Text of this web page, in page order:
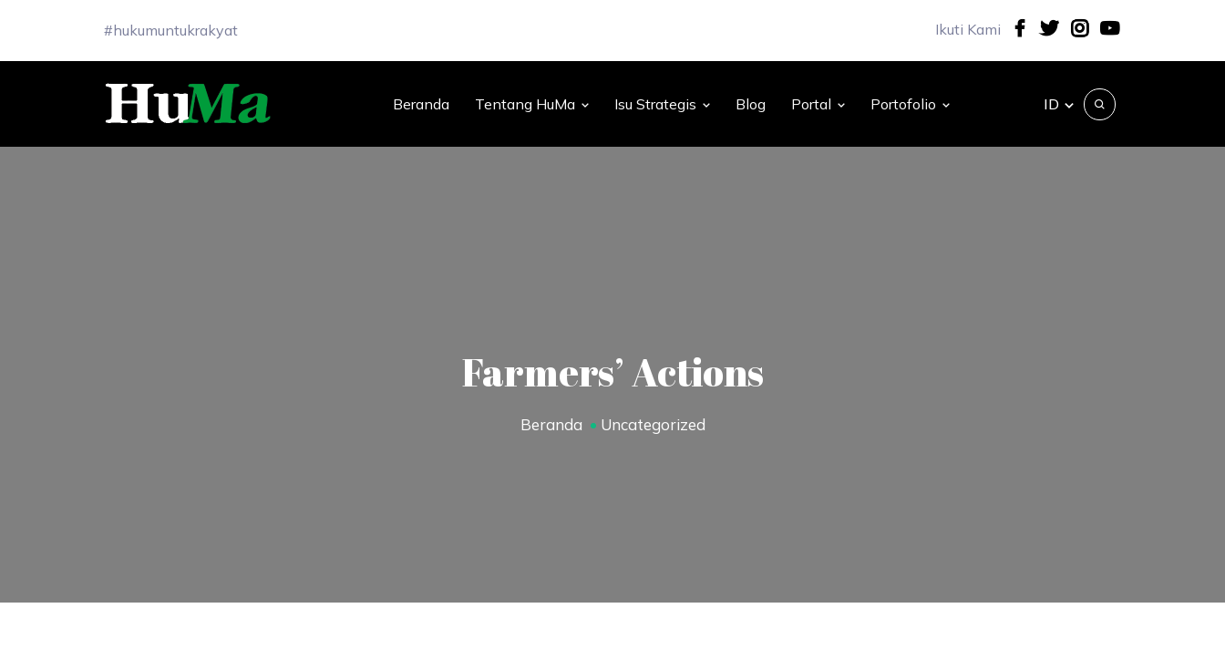
#hukumuntukrakyat Ikuti Kami
Beranda Tentang HuMa Isu Strategis Blog Portal Portofolio ID
Farmers’ Actions
Beranda Uncategorized